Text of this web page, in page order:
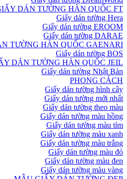
DÁN TƯỜNG HÀN QUỐC FT
Giấy dán tường Hera
Giấy dán tường EROOM
Giấy dán tường DARAE
TƯỜNG HÀN QUỐC GAENARI
Giấy dán tường BOS
DÁN TƯỜNG HÀN QUỐC JEIL
Giấy dán tường Nhật Bản
PHONG CÁCH
Giấy dán tường hình cây
Giấy dán tường mới nhất
Giấy dán tường theo màu
Giấy dán tường màu hồng
Giấy dán tường màu tím
Giấy dán tường màu xanh
Giấy dán tường màu trắng
Giấy dán tường màu đỏ
Giấy dán tường màu đen
Giấy dán tường màu vàng